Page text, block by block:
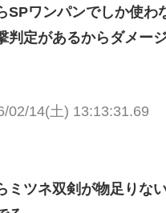
SPワンパンでしか使わ
判定があるからダメー
02/14(土) 13:13:31.69
ミツネ双剣が物足りな